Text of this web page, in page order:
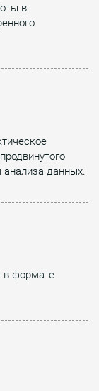
в
анализа данных.
в формате